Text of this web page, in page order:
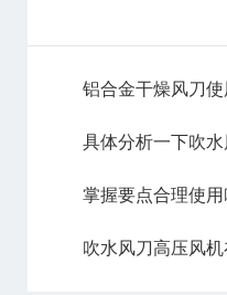
铝合金干燥风刀使
具体分析一下吹水风刀
掌握要点合理使用吹
吹水风刀高压风机在各